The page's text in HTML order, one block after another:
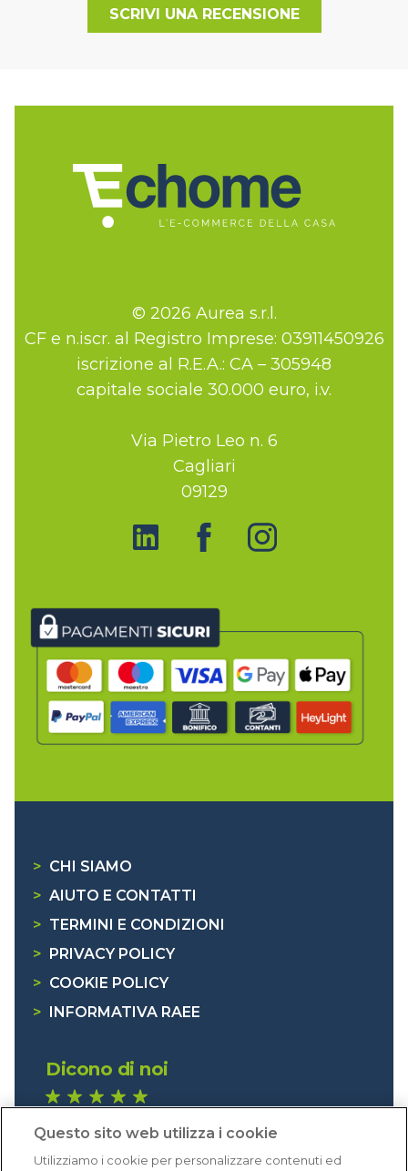
SCRIVI UNA RECENSIONE
© 2026 Aurea s.r.l.
CF e n.iscr. al Registro Imprese: 03911450926
iscrizione al R.E.A.: CA – 305948
capitale sociale 30.000 euro, i.v.
Via Pietro Leo n. 6
Cagliari
09129
> CHI SIAMO
> AIUTO E CONTATTI
> TERMINI E CONDIZIONI
>
PRIVACY POLICY
> COOKIE POLICY
>
INFORMATIVA RAEE
Dicono di noi
Eccellente (4,8)
Questo sito web utilizza i cookie
Utilizziamo i cookie per personalizzare contenuti ed